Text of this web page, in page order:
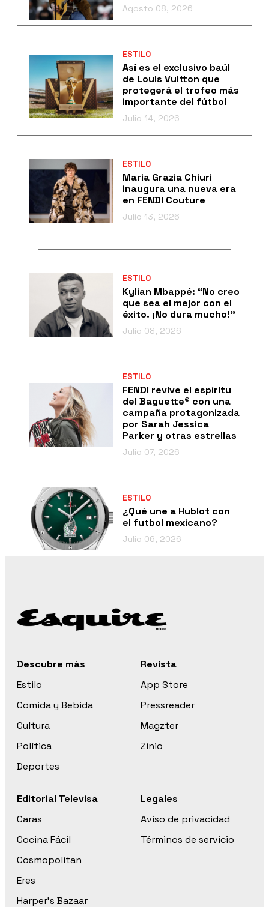
Agosto 08, 2026
ESTILO
Así es el exclusivo baúl
de Louis Vuitton que
protegerá el trofeo más
importante del fútbol
Julio 14, 2026
ESTILO
Maria Grazia Chiuri
inaugura una nueva era
en FENDI Couture
Julio 13, 2026
ESTILO
Kylian Mbappé: “No creo
que sea el mejor con el
éxito. ¡No dura mucho!”
Julio 08, 2026
ESTILO
FENDI revive el espíritu
del Baguette® con una
campaña protagonizada
por Sarah Jessica
Parker y otras estrellas
Julio 07, 2026
ESTILO
¿Qué une a Hublot con
el futbol mexicano?
Julio 06, 2026
Descubre más
Estilo
Comida y Bebida
Cultura
Política
Deportes
Revista
App Store
Pressreader
Magzter
Zinio
Editorial Televisa
Caras
Cocina Fácil
Cosmopolitan
Eres
Harper’s Bazaar
Legales
Aviso de privacidad
Términos de servicio